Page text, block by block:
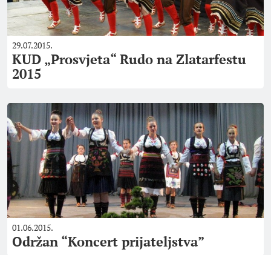
29.07.2015.
KUD „Prosvjeta“ Rudo na Zlatarfestu
2015
01.06.2015.
Održan “Koncert prijateljstva”